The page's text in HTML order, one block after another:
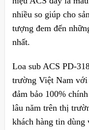
nhiều so giúp cho
tượng đem đến
nhất.
Loa sub ACS PD-
trường Việt Nam với
đảm bảo 100%
lâu năm trên thị
khách hàng tin dùng